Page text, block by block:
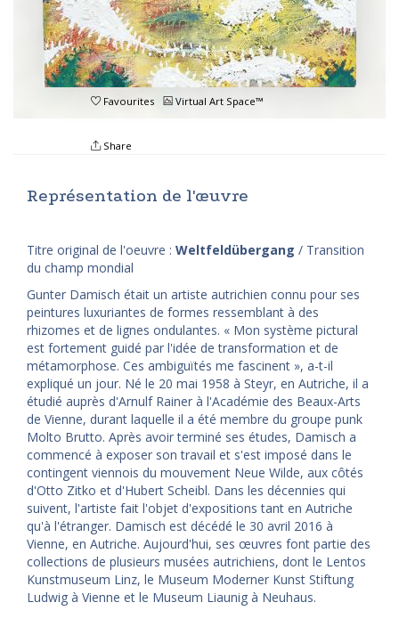
Favourites Virtual Art Space™
Share
Représentation de l'œuvre
Titre original de l'oeuvre : Weltfeldübergang / Transition
du champ mondial
Gunter Damisch était un artiste autrichien connu pour ses
peintures luxuriantes de formes ressemblant à des
rhizomes et de lignes ondulantes. « Mon système pictural
est fortement guidé par l'idée de transformation et de
métamorphose. Ces ambiguïtés me fascinent », a-t-il
expliqué un jour. Né le 20 mai 1958 à Steyr, en Autriche, il a
étudié auprès d'Arnulf Rainer à l'Académie des Beaux-Arts
de Vienne, durant laquelle il a été membre du groupe punk
Molto Brutto. Après avoir terminé ses études, Damisch a
commencé à exposer son travail et s'est imposé dans le
contingent viennois du mouvement Neue Wilde, aux côtés
d'Otto Zitko et d'Hubert Scheibl. Dans les décennies qui
suivent, l'artiste fait l'objet d'expositions tant en Autriche
qu'à l'étranger. Damisch est décédé le 30 avril 2016 à
Vienne, en Autriche. Aujourd'hui, ses œuvres font partie des
collections de plusieurs musées autrichiens, dont le Lentos
Kunstmuseum Linz, le Museum Moderner Kunst Stiftung
Ludwig à Vienne et le Museum Liaunig à Neuhaus.